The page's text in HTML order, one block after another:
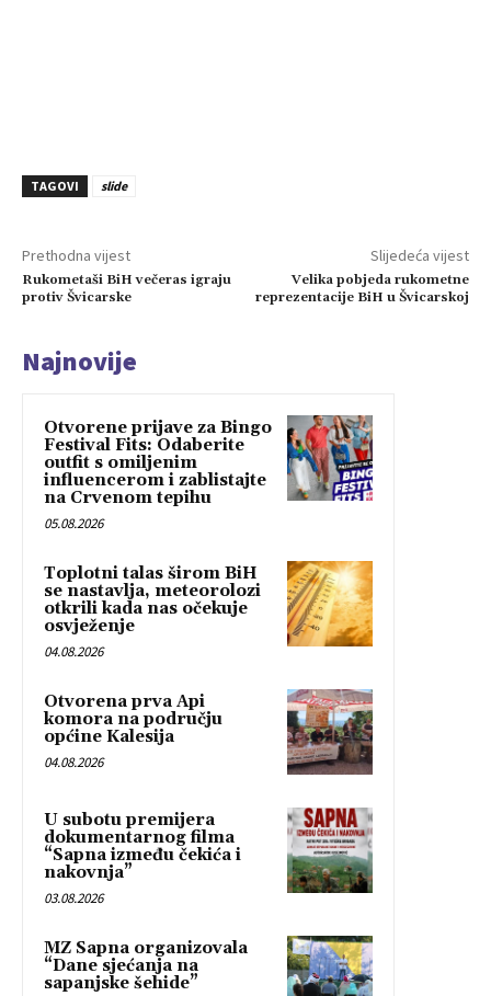
TAGOVI slide
Prethodna vijest
Rukometaši BiH večeras igraju
protiv Švicarske
Slijedeća vijest
Velika pobjeda rukometne
reprezentacije BiH u Švicarskoj
Najnovije
Otvorene prijave za Bingo
Festival Fits: Odaberite
outfit s omiljenim
influencerom i zablistajte
na Crvenom tepihu
05.08.2026
Toplotni talas širom BiH
se nastavlja, meteorolozi
otkrili kada nas očekuje
osvježenje
04.08.2026
Otvorena prva Api
komora na području
općine Kalesija
04.08.2026
U subotu premijera
dokumentarnog filma
“Sapna između čekića i
nakovnja”
03.08.2026
MZ Sapna organizovala
“Dane sjećanja na
sapanjske šehide”